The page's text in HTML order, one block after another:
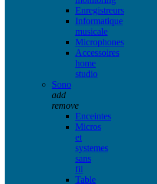
Enregistreurs
Informatique
musicale
Microphones
Accessoires
home
studio
Sono
add
remove
Enceintes
Micros
et
systemes
sans
fil
Table